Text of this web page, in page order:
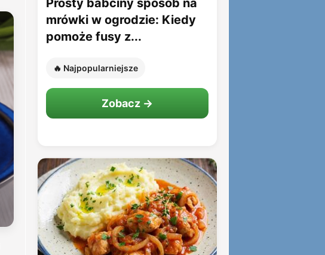
Prosty babciny sposób na
mrówki w ogrodzie: Kiedy
pomoże fusy z...
🔥 Najpopularniejsze
Zobacz →